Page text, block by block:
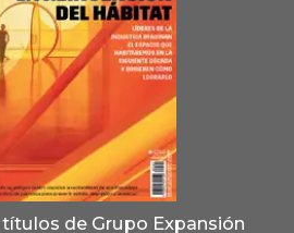
de Grupo Expansión